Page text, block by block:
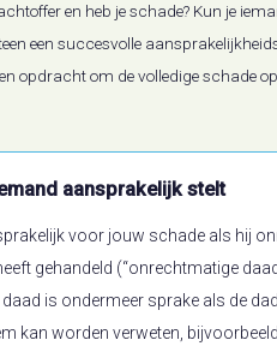
en heb je schade? Kun je
een succesvolle
opdracht om de volledige schade op
aansprakelijk stelt
voor jouw schade als hij
gehandeld (“onrechtmatige
is ondermeer sprake als de
kan worden verweten,